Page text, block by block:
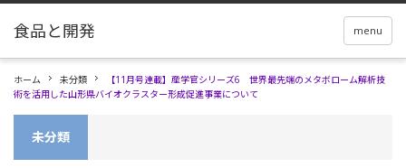
menu
ホーム 未分類
【11月号連載】産学官シリーズ6 世界最先端のメタボローム解析技
術を活用した山形県バイオクラスター形成促進事業について
未分類